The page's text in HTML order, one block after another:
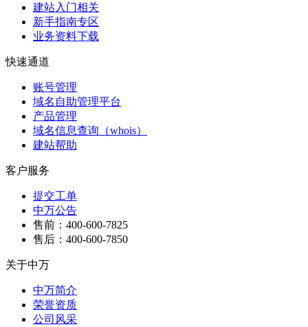
建站入门相关
新手指南专区
业务资料下载
快速通道
账号管理
域名自助管理平台
产品管理
域名信息查询（whois）
建站帮助
客户服务
提交工单
中万公告
售前：400-600-7825
售后：400-600-7850
关于中万
中万简介
荣誉资质
公司风采